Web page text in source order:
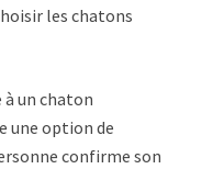
les chatons
à un chaton
une option de
confirme son